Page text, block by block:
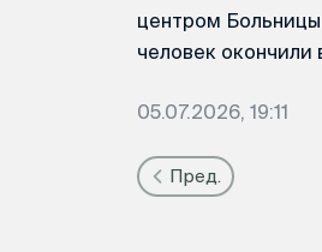
центром Больницы
человек окончили
05.07.2026, 19:11
Пред.